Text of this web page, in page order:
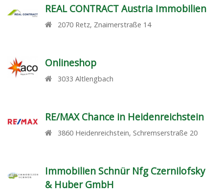
REAL CONTRACT Austria Immobilien
2070 Retz, Znaimerstraße 14
Onlineshop
3033 Altlengbach
RE/MAX Chance in Heidenreichstein
3860 Heidenreichstein, Schremserstraße 20
Immobilien Schnür Nfg Czernilofsky
& Huber GmbH